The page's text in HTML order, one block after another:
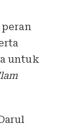
untuk